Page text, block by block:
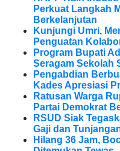
Perkuat Langkah
Berkelanjutan
Kunjungi Umri,
Penguatan
Program Bupati
Seragam Sekolah
Pengabdian
Kades Apresiasi
Ratusan Warga
Partai Demokrat
RSUD Siak
Gaji dan
Hilang 36 Jam,